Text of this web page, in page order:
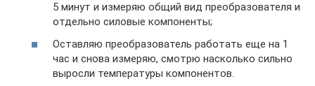
5 минут и измеряю общий вид преобразователя и
отдельно силовые компоненты;
Оставляю преобразователь работать еще на 1
час и снова измеряю, смотрю насколько сильно
выросли температуры компонентов.